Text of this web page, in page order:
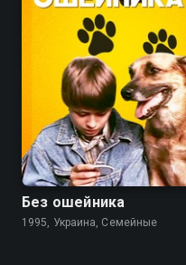
6.7 4.6
Без ошейника
1995, Украина, Семейные